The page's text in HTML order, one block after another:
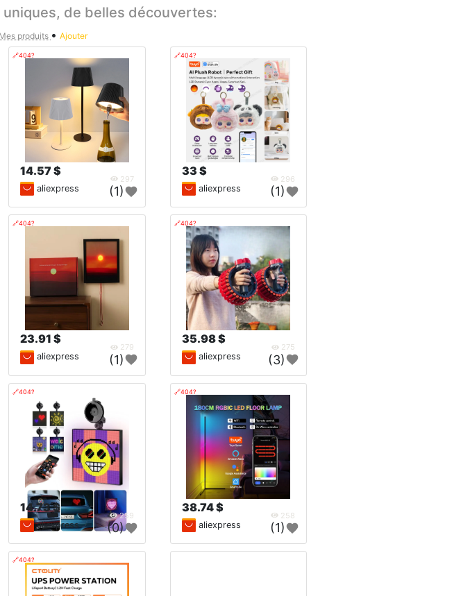
de belles découvertes:
Mes produits • Ajouter
🔗404?
14.57 $
297
aliexpress (1)
🔗404?
33 $
296
aliexpress (1)
🔗404?
23.91 $
279
aliexpress (1)
🔗404?
35.98 $
275
aliexpress (3)
🔗404?
14.73 $
259
aliexpress (0)
🔗404?
38.74 $
258
aliexpress (1)
🔗404?